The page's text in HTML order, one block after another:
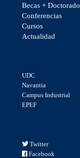
Becas + Doctorado
Conferencias
Cursos
Actualidad
UDC
Navantia
Campus Industrial
EPEF
Twitter
Facebook